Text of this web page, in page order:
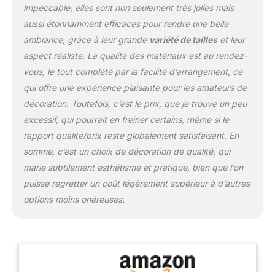
facilement. Référence :
chaque lot de boîtes de fleurs
22,9 à 25,4 cm, ou un centre
de table de 27,9 à 30,5 cm.
impeccable, elles sont non seulement très jolies mais
aussi étonnamment efficaces pour rendre une belle
ambiance, grâce à leur grande variété de tailleset leur
aspect réaliste. La qualité des matériaux est au rendez-
vous, le tout complété par la facilité d’arrangement, ce
qui offre une expérience plaisante pour les amateurs de
décoration. Toutefois, c’est le prix, que je trouve un peu
excessif, qui pourrait en freiner certains, même si le
rapport qualité/prix reste globalement satisfaisant. En
somme, c’est un choix de décoration de qualité, qui
marie subtilement esthétisme et pratique, bien que l’on
puisse regretter un coût légèrement supérieur à d’autres
options moins onéreuses.